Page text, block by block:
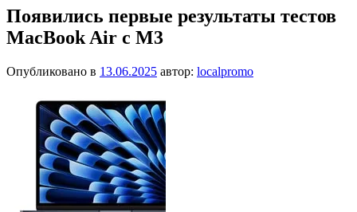
Появились первые результаты тестов
MacBook Air c M3
Опубликовано в 13.06.2025 автор: localpromo